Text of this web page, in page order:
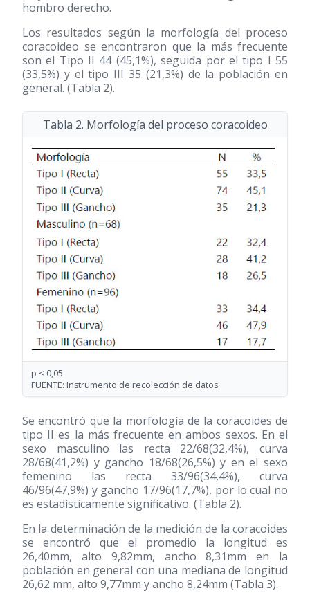
hombro derecho.
Los resultados según la morfología del proceso
coracoideo se encontraron que la más frecuente
son el Tipo II 44 (45,1%), seguida por el tipo I 55
(33,5%) y el tipo III 35 (21,3%) de la población en
general. (Tabla 2).
Tabla 2. Morfología del proceso coracoideo
p < 0,05
FUENTE: Instrumento de recolección de datos
Se encontró que la morfología de la coracoides de
tipo II es la más frecuente en ambos sexos. En el
sexo masculino las recta 22/68(32,4%), curva
28/68(41,2%) y gancho 18/68(26,5%) y en el sexo
femenino las recta 33/96(34,4%), curva
46/96(47,9%) y gancho 17/96(17,7%), por lo cual no
es estadísticamente significativo. (Tabla 2).
En la determinación de la medición de la coracoides
se encontró que el promedio la longitud es
26,40mm, alto 9,82mm, ancho 8,31mm en la
población en general con una mediana de longitud
26,62 mm, alto 9,77mm y ancho 8,24mm (Tabla 3).